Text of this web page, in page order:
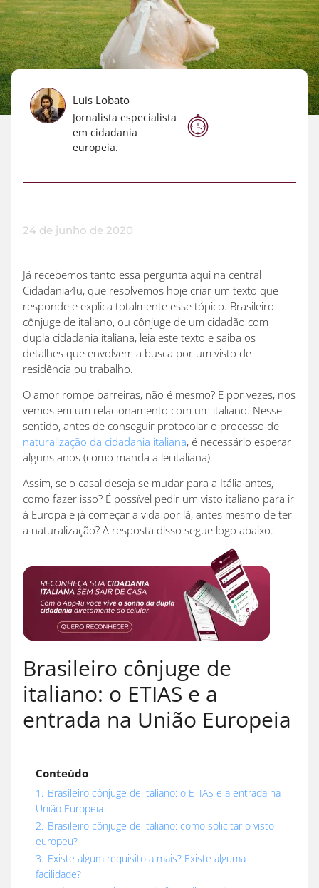
Luis Lobato
Jornalista especialista
em cidadania
europeia.
24 de junho de 2020
Já recebemos tanto essa pergunta aqui na central
Cidadania4u, que resolvemos hoje criar um texto que
responde e explica totalmente esse tópico. Brasileiro
cônjuge de italiano, ou cônjuge de um cidadão com
dupla cidadania italiana, leia este texto e saiba os
detalhes que envolvem a busca por um visto de
residência ou trabalho.
O amor rompe barreiras, não é mesmo? E por vezes, nos
vemos em um relacionamento com um italiano. Nesse
sentido, antes de conseguir protocolar o processo de
naturalização da cidadania italiana, é necessário esperar
alguns anos (como manda a lei italiana).
Assim, se o casal deseja se mudar para a Itália antes,
como fazer isso? É possível pedir um visto italiano para ir
à Europa e já começar a vida por lá, antes mesmo de ter
a naturalização? A resposta disso segue logo abaixo.
Brasileiro cônjuge de
italiano: o ETIAS e a
entrada na União Europeia
Conteúdo
1. Brasileiro cônjuge de italiano: o ETIAS e a entrada na
União Europeia
2. Brasileiro cônjuge de italiano: como solicitar o visto
europeu?
3. Existe algum requisito a mais? Existe alguma
facilidade?